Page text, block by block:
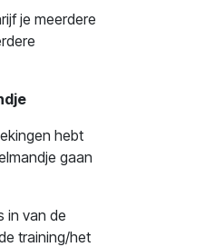
je meerdere
hebt
gaan
in van de
training/het